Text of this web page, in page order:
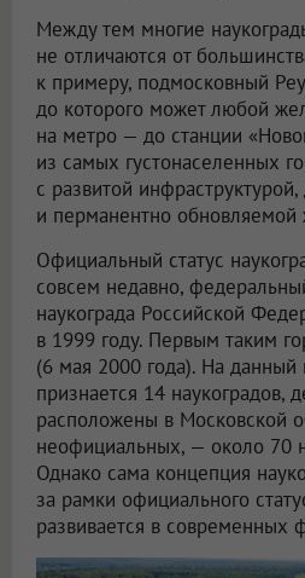
Между тем многие
не отличаются от
к примеру, подмосковный
до которого может любой
на метро — до станции
из самых густонаселенных
с развитой
и перманентно обновляемой
Официальный статус
совсем недавно,
наукограда Российской
в 1999 году. Первым таким
(6 мая 2000 года). На данный
признается 14 наукоградов,
расположены в Московской
неофициальных, — около 70
Однако сама концепция
за рамки официального
развивается в современных